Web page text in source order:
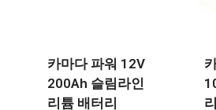
카마다 파워 12V
200Ah 슬림라인
리튬 배터리